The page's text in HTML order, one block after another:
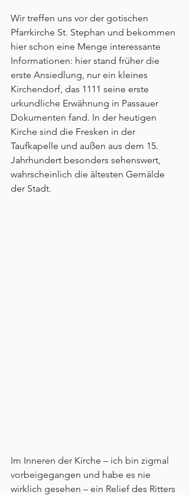
Wir treffen uns vor der gotischen
Pfarrkirche St. Stephan und bekommen
hier schon eine Menge interessante
Informationen: hier stand früher die
erste Ansiedlung, nur ein kleines
Kirchendorf, das 1111 seine erste
urkundliche Erwähnung in Passauer
Dokumenten fand. In der heutigen
Kirche sind die Fresken in der
Taufkapelle und außen aus dem 15.
Jahrhundert besonders sehenswert,
wahrscheinlich die ältesten Gemälde
der Stadt.
Im Inneren der Kirche – ich bin zigmal
vorbeigegangen und habe es nie
wirklich gesehen – ein Relief des Ritters